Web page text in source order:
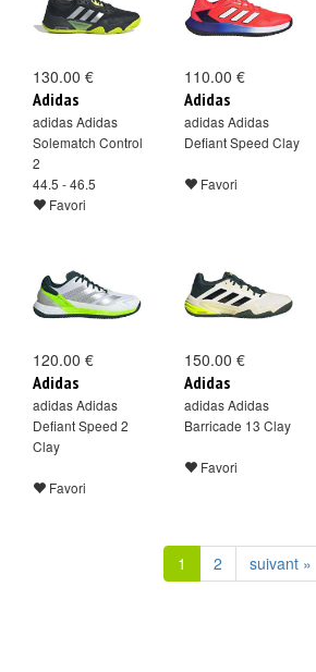
130.00 €
Adidas
adidas Adidas
Solematch Control
2
44.5 - 46.5
Favori
110.00 €
Adidas
adidas Adidas
Defiant Speed Clay
Favori
120.00 €
Adidas
adidas Adidas
Defiant Speed 2
Clay
Favori
150.00 €
Adidas
adidas Adidas
Barricade 13 Clay
Favori
1 2 suivant »